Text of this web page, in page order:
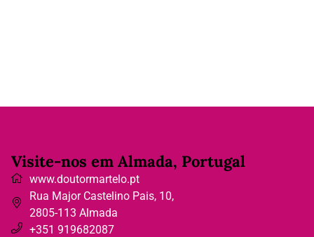
Visite-nos em Almada, Portugal
www.doutormartelo.pt
Rua Major Castelino Pais, 10,
2805-113 Almada
+351 919682087